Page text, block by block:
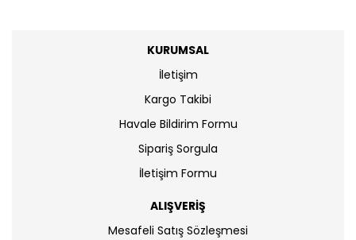
KURUMSAL
İletişim
Kargo Takibi
Havale Bildirim Formu
Sipariş Sorgula
İletişim Formu
ALIŞVERİŞ
Mesafeli Satış Sözleşmesi